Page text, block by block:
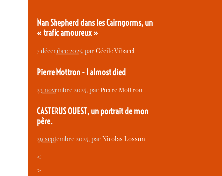
Nan Shepherd dans les Cairngorms, un
« trafic amoureux »
7 décembre 2025, parCécile Vibarel
Pierre Mottron - I almost died
23 novembre 2025, parPierre Mottron
CASTERUS OUEST, un portrait de mon
père.
29 septembre 2025, parNicolas Losson
<
>